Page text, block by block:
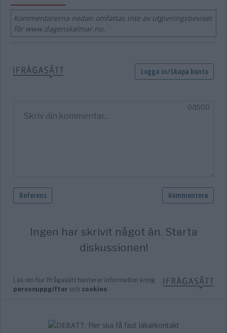
Kommentarerna nedan omfattas inte av utgivningsbeviset
för www.dagenskalmar.nu.